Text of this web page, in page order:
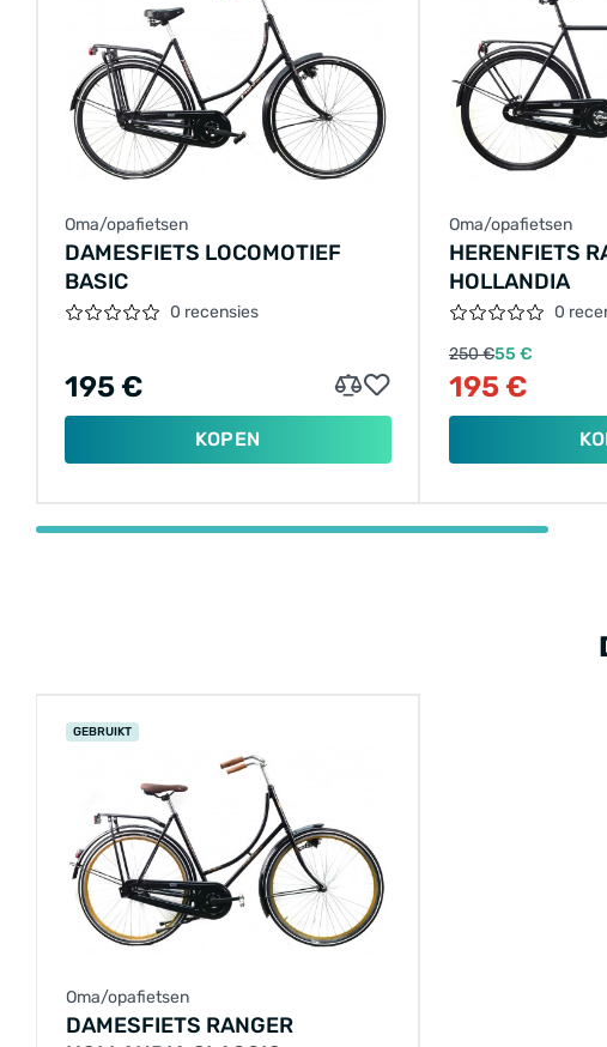
Oma/opafietsen
DAMESFIETS LOCOMOTIEF
BASIC
0 recensies
195 €
KOPEN
Oma/opafietsen
HERENFIETS
HOLLANDIA
0
250 €55 €
195 €
GEBRUIKT
Oma/opafietsen
DAMESFIETS RANGER